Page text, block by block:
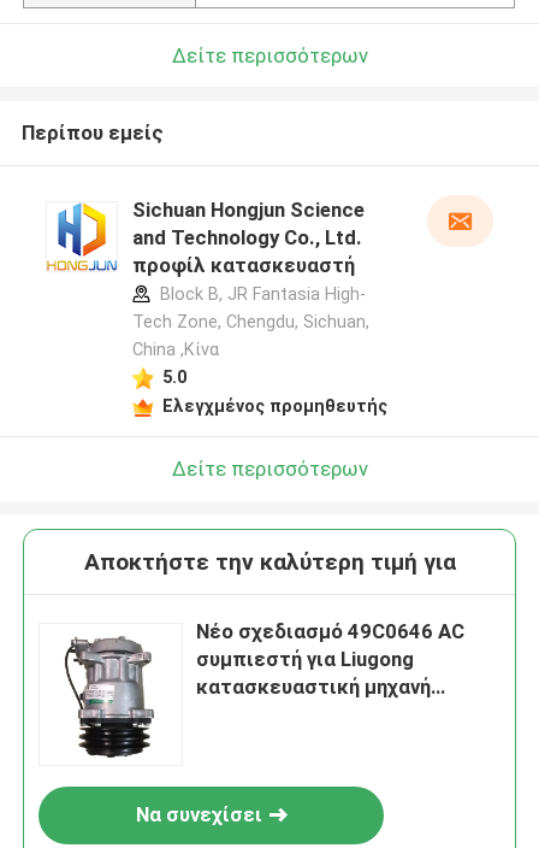
Δείτε περισσότερων
Περίπου εμείς
Sichuan Hongjun Science
and Technology Co., Ltd.
προφίλ κατασκευαστή
Block B, JR Fantasia High-
Tech Zone, Chengdu, Sichuan,
China ,Κίνα
5.0
Ελεγχμένος προμηθευτής
Δείτε περισσότερων
Αποκτήστε την καλύτερη τιμή για
Νέο σχεδιασμό 49C0646 AC
συμπιεστή για Liugong
κατασκευαστική μηχανή
Να συνεχίσει